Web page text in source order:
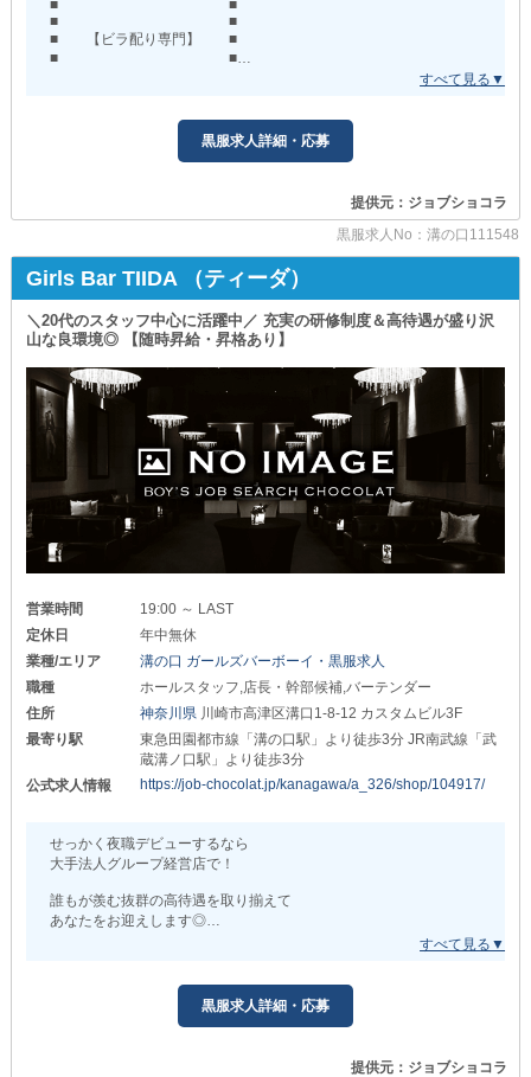
■ ■
■ ■
■ 【ビラ配り専門】 ■
■ ■
■ ■
■ ■
職歴・業界経験・性別・年齢…
＜ドンドン稼いでいきたい＞
やる気・実績次第で随時昇給・昇格！
店長・幹部候補も募集しています◎
＜都心は少し不安＆怖いかも＞
ここ溝の口エリアで5店舗を展開する
安心・安定・優良グループ運営です！
＼もう一度言います！！／
業界未経験者さんも大歓迎◎
あなたの「これまで」ではなく
「これから」を何よりも重視しています。
熱意や向上心があれば大丈夫！
万全のフォロー体制の中
イチからスキルアップしていけます。
ご友人と一緒の応募もOK。
また期間限定の超短期バイトも可能です！
∞∞━━━━━━━━━∞∞━━━━━━━━━∞∞
【ガールズ横丁】
1フロアにコンセプトの異なる
3つのお店が入っているため
飽きの来ない楽しさがあります◎
■月給420,000円も実現可■
￣￣￣￣￣￣￣￣￣￣￣￣￣￣￣
ホールスタッフ月給270,000円以上！
さらに『各種歩合』もあるので
＼アルバイトでも日給10,000円／
もちろん、経験者さんは優遇してお迎え◎
黒服求人詳細・応募
提供元：ジョブショコラ
黒服求人No：溝の口111548
Girls Bar TIIDA （ティーダ）
＼20代のスタッフ中心に活躍中／ 充実の研修制度＆高待遇が盛り沢
山な良環境◎ 【随時昇給・昇格あり】
営業時間
19:00 ～ LAST
定休日
年中無休
業種/エリア
溝の口 ガールズバーボーイ・黒服求人
職種
ホールスタッフ,店長・幹部候補,バーテンダー
住所
神奈川県 川崎市高津区溝口1-8-12 カスタムビル3F
最寄り駅
東急田園都市線「溝の口駅」より徒歩3分 JR南武線「武
蔵溝ノ口駅」より徒歩3分
公式求人情報
https://job-chocolat.jp/kanagawa/a_326/shop/104917/
せっかく夜職デビューするなら
大手法人グループ経営店で！
誰もが羨む抜群の高待遇を取り揃えて
あなたをお迎えします◎
【Girls Bar TIIDA （ティーダ）】
△▽△▼△▽△▼△▽△▼△▽△▼△▽△
黒服求人詳細・応募
提供元：ジョブショコラ